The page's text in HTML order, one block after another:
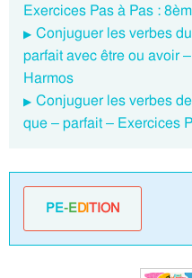
Exercices Pas à Pas :
Conjuguer les verbes
parfait avec être ou avoir
Harmos
Conjuguer les verbes
que – parfait – Exercices
PE-EDITION